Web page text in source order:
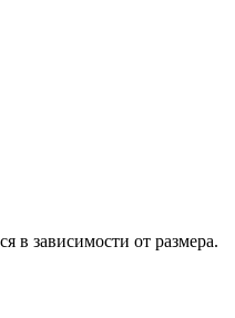
в зависимости от размера.